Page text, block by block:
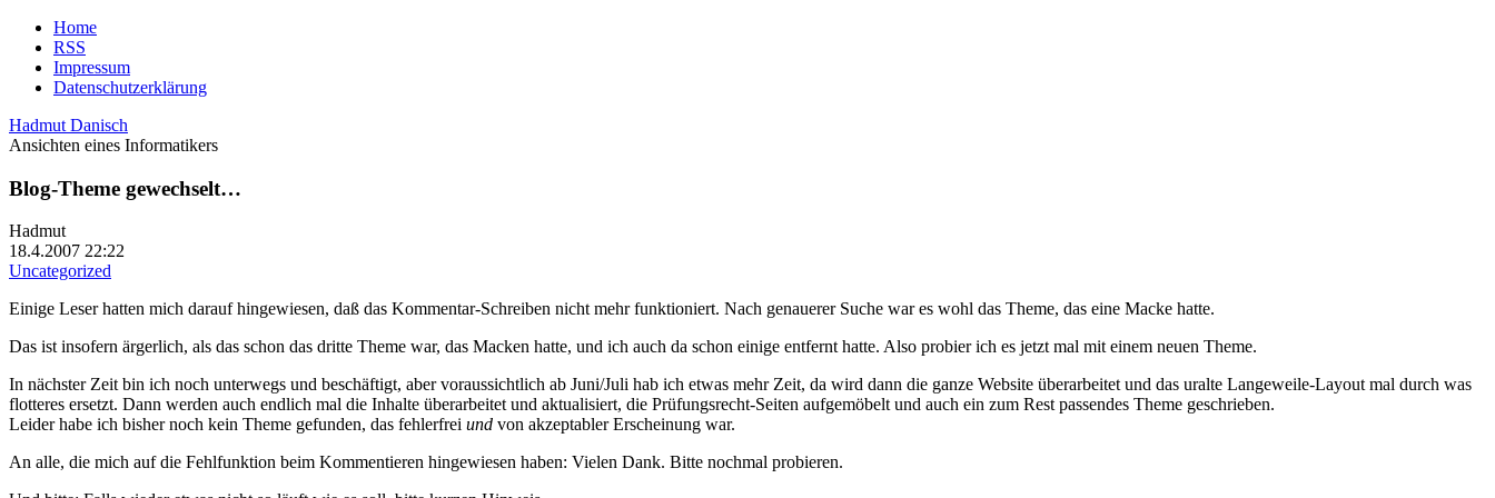
Home
RSS
Impressum
Datenschutzerklärung
Hadmut Danisch
Ansichten eines Informatikers
Blog-Theme gewechselt…
Hadmut
18.4.2007 22:22
Uncategorized
Einige Leser hatten mich darauf hingewiesen, daß das Kommentar-Schreiben nicht mehr funktioniert. Nach genauerer Suche war es wohl das Theme, das eine Macke hatte.
Das ist insofern ärgerlich, als das schon das dritte Theme war, das Macken hatte, und ich auch da schon einige entfernt hatte. Also probier ich es jetzt mal mit einem neuen Theme.
In nächster Zeit bin ich noch unterwegs und beschäftigt, aber voraussichtlich ab Juni/Juli hab ich etwas mehr Zeit, da wird dann die ganze Website überarbeitet und das uralte Langeweile-Layout mal durch was
flotteres ersetzt. Dann werden auch endlich mal die Inhalte überarbeitet und aktualisiert, die Prüfungsrecht-Seiten aufgemöbelt und auch ein zum Rest passendes Theme geschrieben.
Leider habe ich bisher noch kein Theme gefunden, das fehlerfrei und von akzeptabler Erscheinung war.
An alle, die mich auf die Fehlfunktion beim Kommentieren hingewiesen haben: Vielen Dank. Bitte nochmal probieren.